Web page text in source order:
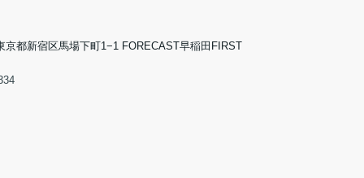
京都新宿区馬場下町1−1 FORECAST早稲田FIRST